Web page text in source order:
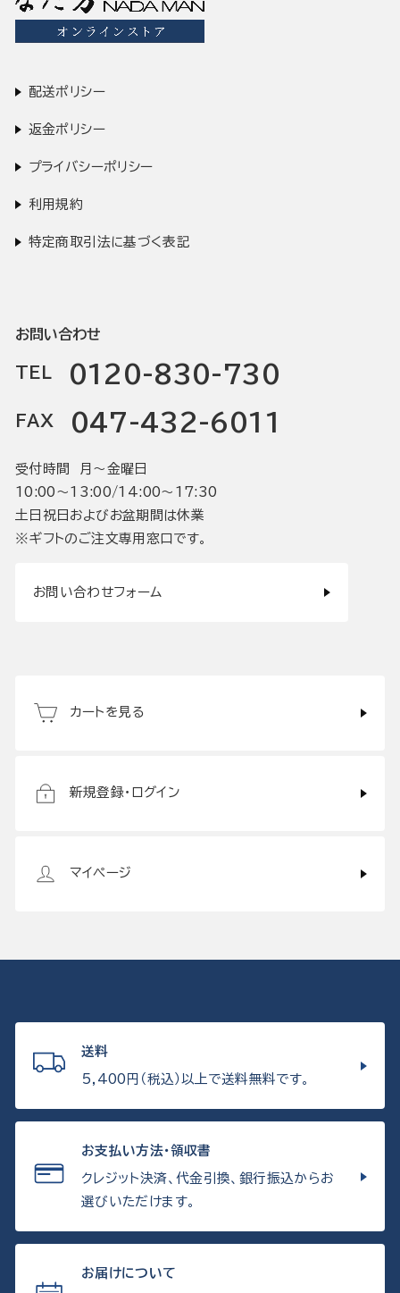
配送ポリシー
返金ポリシー
プライバシーポリシー
利用規約
特定商取引法に基づく表記
お問い合わせ
TEL 0120-830-730
FAX 047-432-6011
受付時間 月〜金曜日
10:00〜13:00/14:00〜17:30
土日祝日およびお盆期間は休業
※ギフトのご注文専用窓口です。
お問い合わせフォーム
カートを見る
新規登録・ログイン
マイページ
送料
5,400円（税込）以上で送料無料です。
お支払い方法・領収書
クレジット決済、代金引換、銀行振込からお
選びいただけます。
お届けについて